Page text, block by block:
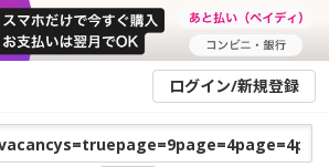
ログイン/新規登録